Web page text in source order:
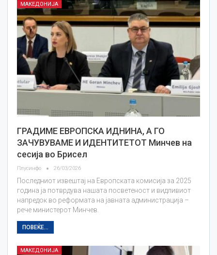
МАКЕДОНИЈА
ГРАДИМЕ ЕВРОПСКА ИДНИНА, А ГО
ЗАЧУВУВАМЕ И ИДЕНТИТЕТОТ Минчев на
сесија во Брисел
Плусинфо 26/03/2026
Последниот извештај на Европската комисија за 2025
година ја потврдува нашата посветеност и видливиот
напредок во реформата на јавната администрација –
рече министерот Минчев.
ПОВЕЌЕ...
МАКЕДОНИЈА